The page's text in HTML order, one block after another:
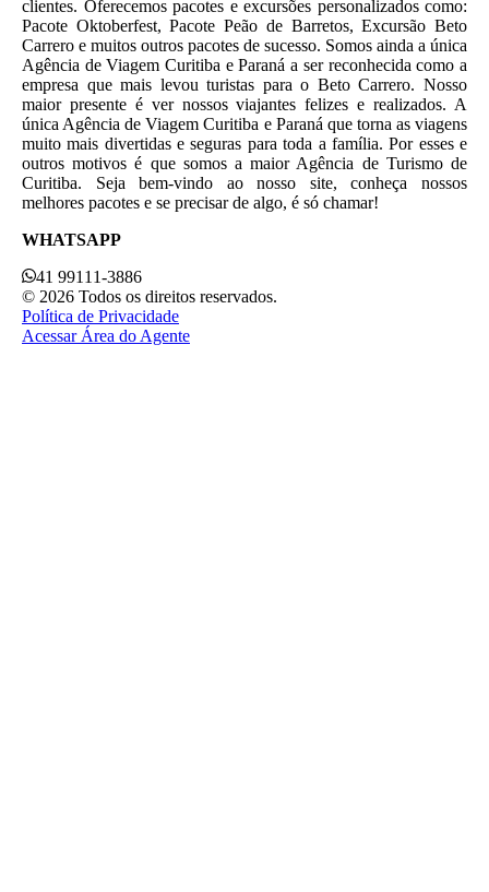
clientes. Oferecemos pacotes e excursões personalizados como:
Pacote Oktoberfest, Pacote Peão de Barretos, Excursão Beto
Carrero e muitos outros pacotes de sucesso. Somos ainda a única
Agência de Viagem Curitiba e Paraná a ser reconhecida como a
empresa que mais levou turistas para o Beto Carrero. Nosso
maior presente é ver nossos viajantes felizes e realizados. A
única Agência de Viagem Curitiba e Paraná que torna as viagens
muito mais divertidas e seguras para toda a família. Por esses e
outros motivos é que somos a maior Agência de Turismo de
Curitiba. Seja bem-vindo ao nosso site, conheça nossos
melhores pacotes e se precisar de algo, é só chamar!
WHATSAPP
41 99111-3886
© 2026 Todos os direitos reservados.
Política de Privacidade
Acessar Área do Agente